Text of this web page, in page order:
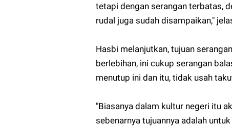
tetapi dengan serangan terbatas,
rudal juga sudah disampaikan,"
Hasbi melanjutkan, tujuan
berlebihan, ini cukup serangan
menutup ini dan itu, tidak usah
"Biasanya dalam kultur negeri itu
sebenarnya tujuannya adalah